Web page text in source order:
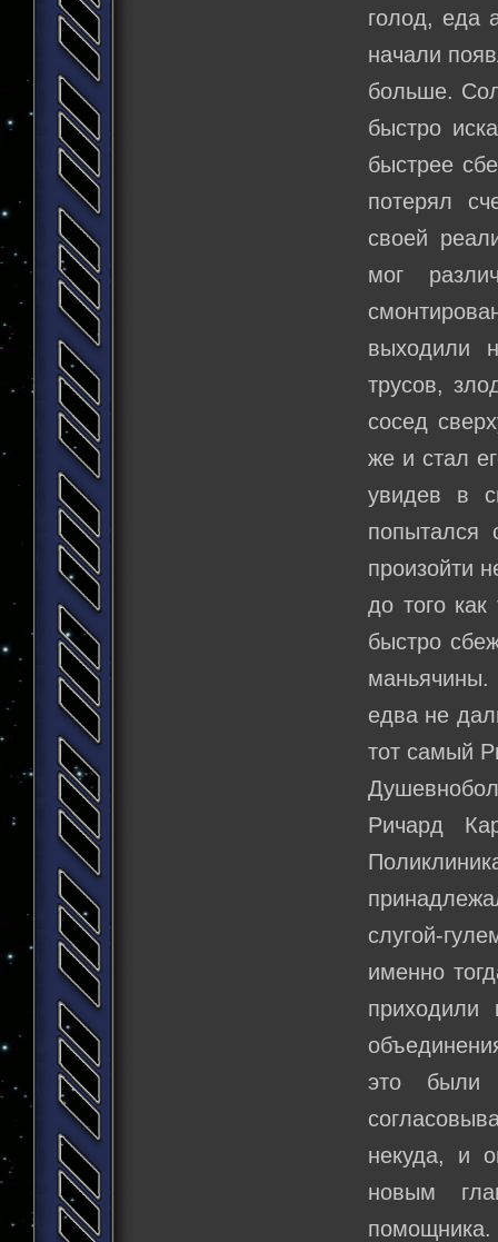
голод, еда
начали
больше.
быстро
быстрее
потерял
своей
мог
выходили
трусов,
сосед
же и стал
увидев в
произойти
до того
быстро
едва не
тот самый
Ричард
слугой-
именно
это были
некуда, и
новым
помощника.